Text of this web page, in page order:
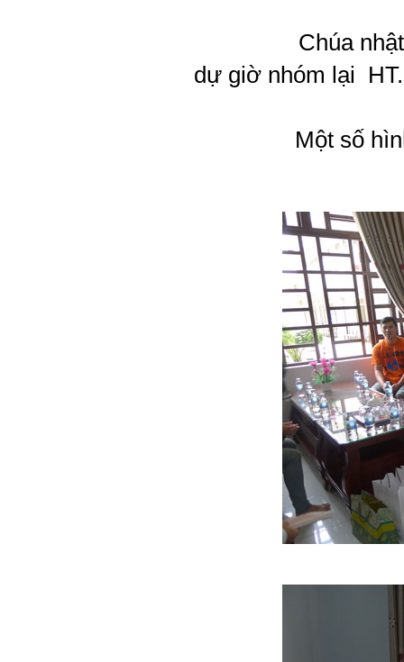
Chúa
dự giờ nhóm lại
Một số